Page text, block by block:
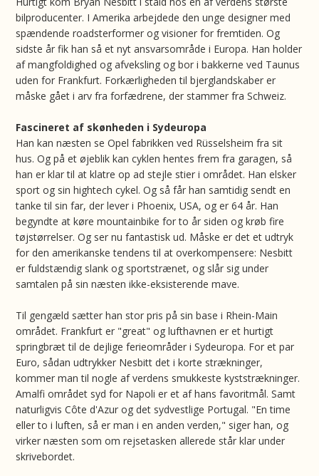
bilproducenter. I Amerika arbejdede den unge designer med
spændende roadsterformer og visioner for fremtiden. Og
sidste år fik han så et nyt ansvarsområde i Europa. Han holder
af mangfoldighed og afveksling og bor i bakkerne ved Taunus
uden for Frankfurt. Forkærligheden til bjerglandskaber er
måske gået i arv fra forfædrene, der stammer fra Schweiz.
Fascineret af skønheden i Sydeuropa
Han kan næsten se Opel fabrikken ved Rüsselsheim fra sit
hus. Og på et øjeblik kan cyklen hentes frem fra garagen, så
han er klar til at klatre op ad stejle stier i området. Han elsker
sport og sin hightech cykel. Og så får han samtidig sendt en
tanke til sin far, der lever i Phoenix, USA, og er 64 år. Han
begyndte at køre mountainbike for to år siden og krøb fire
tøjstørrelser. Og ser nu fantastisk ud. Måske er det et udtryk
for den amerikanske tendens til at overkompensere: Nesbitt
er fuldstændig slank og sportstrænet, og slår sig under
samtalen på sin næsten ikke-eksisterende mave.
Til gengæld sætter han stor pris på sin base i Rhein-Main
området. Frankfurt er "great" og lufthavnen er et hurtigt
springbræt til de dejlige ferieområder i Sydeuropa. For et par
Euro, sådan udtrykker Nesbitt det i korte strækninger,
kommer man til nogle af verdens smukkeste kyststrækninger.
Amalfi området syd for Napoli er et af hans favoritmål. Samt
naturligvis Côte d'Azur og det sydvestlige Portugal. "En time
eller to i luften, så er man i en anden verden," siger han, og
virker næsten som om rejsetasken allerede står klar under
skrivebordet.